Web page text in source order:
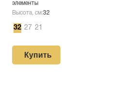
элементы
Высота, см:32
32 27 21
Купить